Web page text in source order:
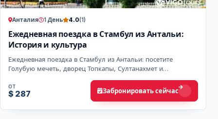
Анталия 1 День 4.0(1)
Ежедневная поездка в Стамбул из Антальи:
История и культура
Ежедневная поездка в Стамбул из Антальи: посетите
Голубую мечеть, дворец Топкапы, Султанахмет и
впеча…
ОТ
$ 287 Забронировать сейчас